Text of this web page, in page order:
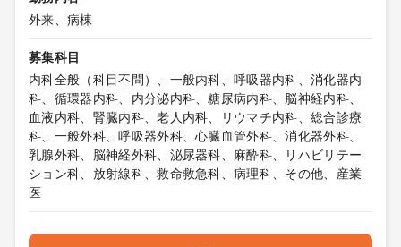
外来、病棟
募集科目
内科全般（科目不問）、一般内科、呼吸器内科、消化器内
科、循環器内科、内分泌内科、糖尿病内科、脳神経内科、
血液内科、腎臓内科、老人内科、リウマチ内科、総合診療
科、一般外科、呼吸器外科、心臓血管外科、消化器外科、
乳腺外科、脳神経外科、泌尿器科、麻酔科、リハビリテー
ション科、放射線科、救命救急科、病理科、その他、産業
医